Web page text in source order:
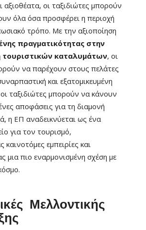
αξιοθέατα, οι ταξιδιώτες μπορούν
όλα όσα προσφέρει η περιοχή
τρόπο. Με την αξιοποίηση
πραγματικότητας στην
καταλυμάτων, οι
να παρέχουν στους πελάτες
και εξατομικευμένη
ταξιδιώτες μπορούν να κάνουν
αποφάσεις για τη διαμονή
η ΕΠ αναδεικνύεται ως ένα
για τον τουρισμό,
εμπειρίες και
μια πιο εναρμονισμένη σχέση με
Μελλοντικής